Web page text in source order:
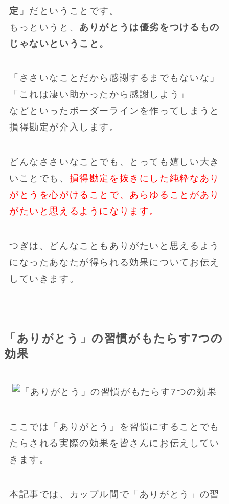
定 」だということです。
もっというと、 ありがとうは優劣をつけるもの
じゃないということ。
「ささいなことだから感謝するまでもないな」
「これは凄い助かったから感謝しよう」
などといったボーダーラインを作ってしまうと
損得勘定が介入します。
どんなささいなことでも、とっても嬉しい大き
いことでも、 損得勘定を抜きにした純粋なあり
がとうを心がけることで、あらゆることがあり
がたいと思えるようになります。
つぎは、どんなこともありがたいと思えるよう
になったあなたが得られる効果についてお伝え
していきます。
「ありがとう」の習慣がもたらす7つの
効果
ここでは「ありがとう」を習慣にすることでも
たらされる実際の効果を皆さんにお伝えしてい
きます。
本記事では、カップル間で「ありがとう」の習